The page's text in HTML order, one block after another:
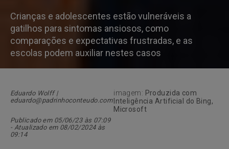
Crianças e adolescentes estão vulneráveis a
gatilhos para sintomas ansiosos, como
comparações e expectativas frustradas, e as
escolas podem auxiliar nestes casos
Eduardo Wolff |
eduardo@padrinhoconteudo.com
Publicado em 05/06/23 às 07:09
- Atualizado em 08/02/2024 às
09:14
imagem: Produzida com
Inteligência Artificial do Bing,
Microsoft